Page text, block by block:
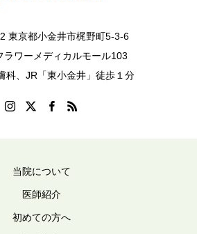
東京都小金井市梶野町5-3-6
ラワーメディカルモール103
科、JR「東小金井」徒歩１分
当院について
医師紹介
初めての方へ